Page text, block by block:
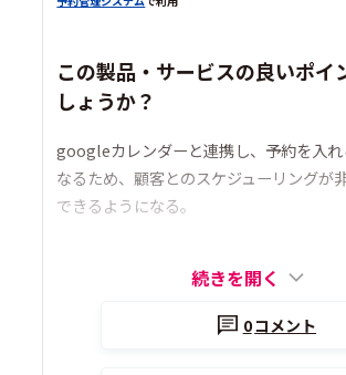
この製品・サービスの良いポイ
しょうか？
googleカレンダーと連携し、予約を入れ
なるため、顧客とのスケジューリングが
できるようになる。
続きを開く
0コメント